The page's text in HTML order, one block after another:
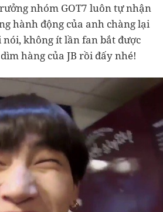
nhóm GOT7 luôn tự nhận
hành động của anh chàng lại
không ít lần fan bắt được
hàng của JB rồi đấy nhé!